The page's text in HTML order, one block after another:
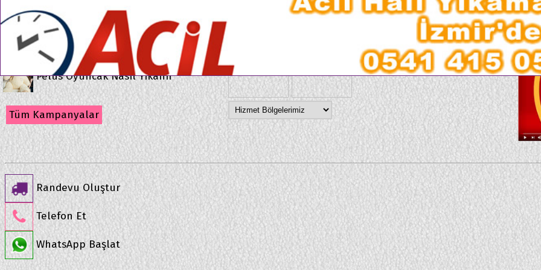
● Kampanyalar
Kedi Köpek Tüyü Nasıl Temizlenir
Pelus Oyuncak Nasıl Yıkanır
Tüm Kampanyalar
●
Randevu Oluştur
Telefon Et
WhatsApp Başlat